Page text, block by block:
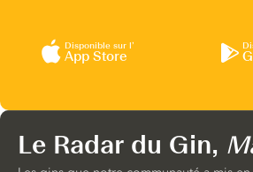
Disponible sur l’
App Store
Le Radar du Gin,